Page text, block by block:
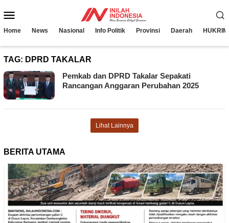
ke
Mobile
Home News Nasional Info Politik Provinsi Daerah HUKRIM
TAG: DPRD TAKALAR
Pemkab dan DPRD Takalar Sepakati
Rancangan Anggaran Perubahan 2025
Lihat Lainnya
BERITA UTAMA